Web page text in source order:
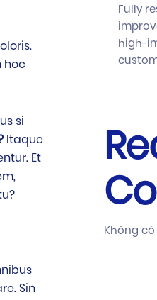
hoc
si
Itaque
Et
Sin
Fully
high-
Không